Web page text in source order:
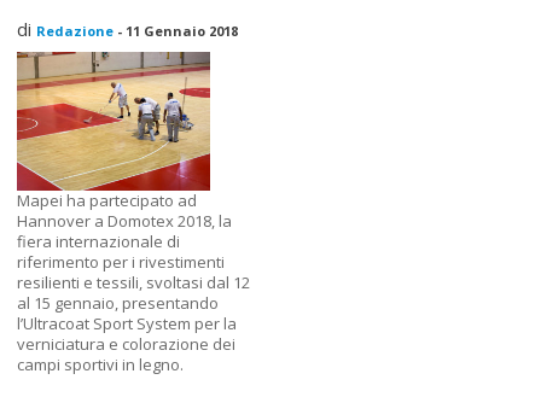
di Redazione - 11 Gennaio 2018
Mapei ha partecipato ad
Hannover a Domotex 2018, la
fiera internazionale di
riferimento per i rivestimenti
resilienti e tessili, svoltasi dal 12
al 15 gennaio, presentando
l’Ultracoat Sport System per la
verniciatura e colorazione dei
campi sportivi in legno.